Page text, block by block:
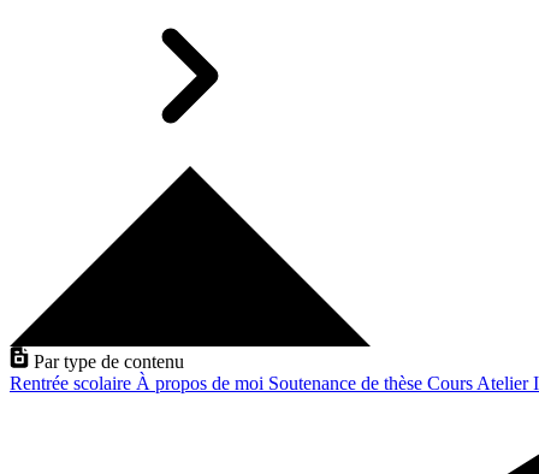
Par type de contenu
Rentrée scolaire À propos de moi Soutenance de thèse Cours Atelier